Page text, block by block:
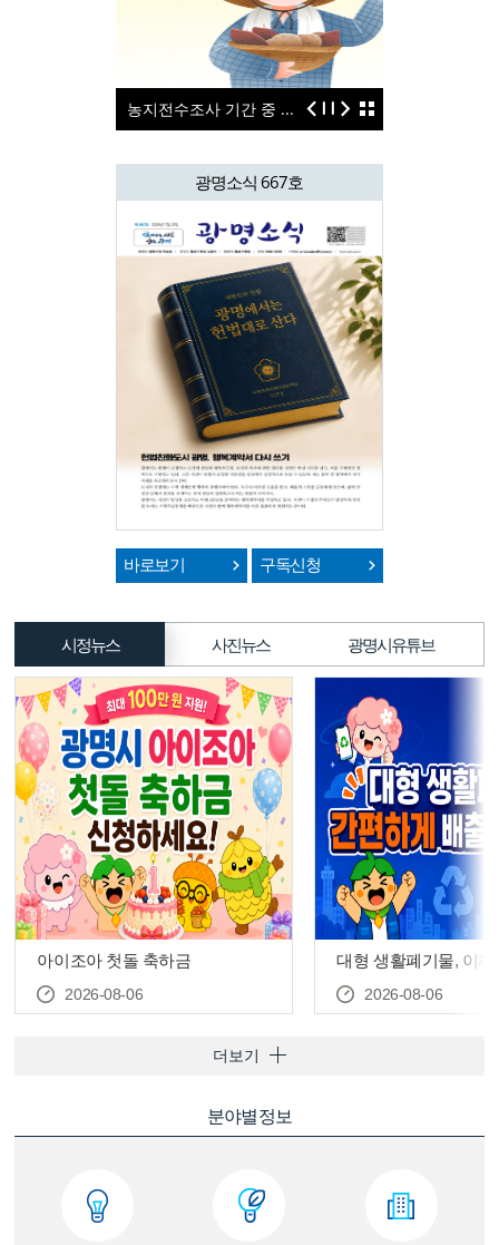
광명시 통합돌봄 사업
광명소식 667호
바로보기 구독신청
시정뉴스 사진뉴스 광명시유튜브
아이조아 첫돌 축하금
2026-08-06
대형 생활폐기물, 이제
다’로 간편하게 신고하
2026-08-06
더보기
분야별정보